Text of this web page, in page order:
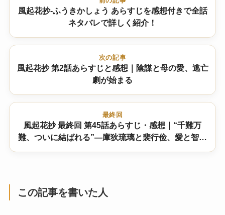
風起花抄-ふうきかしょう あらすじを感想付きで全話
ネタバレで詳しく紹介！
次の記事
風起花抄 第2話あらすじと感想｜陰謀と母の愛、逃亡
劇が始まる
最終回
風起花抄 最終回 第45話あらすじ・感想｜“千難万
難、ついに結ばれる”―庫狄琉璃と裴行俭、愛と智恵
この記事を書いた人